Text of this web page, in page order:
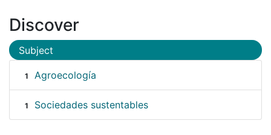
Discover
Subject
1 Agroecología
1 Sociedades sustentables